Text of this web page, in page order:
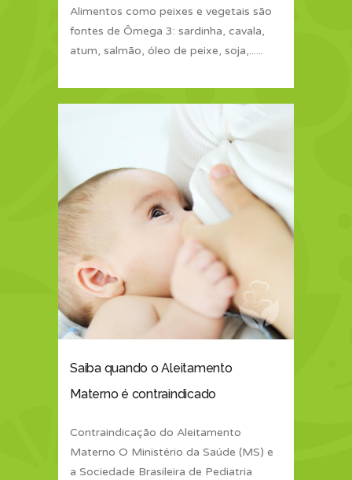
Alimentos como peixes e vegetais são
fontes de Ômega 3: sardinha, cavala,
atum, salmão, óleo de peixe, soja,......
Saiba quando o Aleitamento
Materno é contraindicado
Contraindicação do Aleitamento
Materno O Ministério da Saúde (MS) e
a Sociedade Brasileira de Pediatria